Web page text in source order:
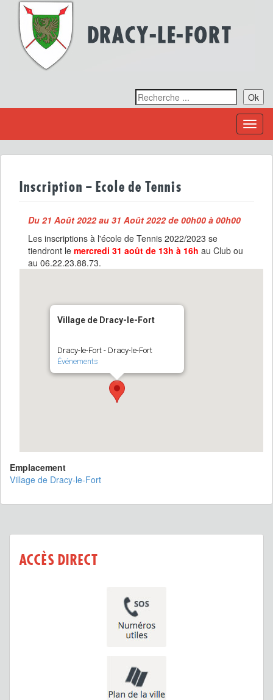
Ok
Inscription – Ecole de Tennis
Du 21 Août 2022 au 31 Août 2022 de 00h00 à 00h00
Les inscriptions à l'école de Tennis 2022/2023 se
tiendront le mercredi 31 août de 13h à 16h au Club ou
au 06.22.23.88.73.
Village de Dracy-le-Fort
Dracy-le-Fort - Dracy-le-Fort
Événements
Emplacement
Village de Dracy-le-Fort
ACCÈS DIRECT